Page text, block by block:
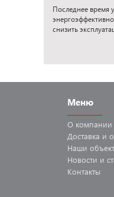
Последнее время
снизить
Меню
О компании
Доставка и
Наши
Новости и
Контакты